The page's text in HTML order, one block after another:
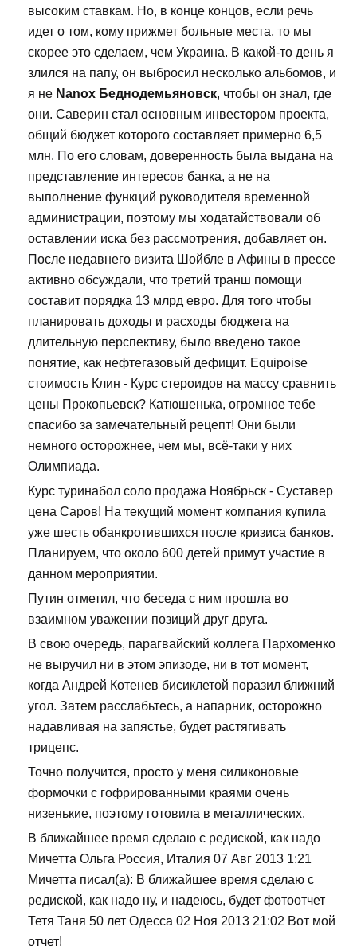
высоким ставкам. Но, в конце концов, если речь
идет о том, кому прижмет больные места, то мы
скорее это сделаем, чем Украина. В какой-то день я
злился на папу, он выбросил несколько альбомов, и
я не Nanox Беднодемьяновск, чтобы он знал, где
они. Саверин стал основным инвестором проекта,
общий бюджет которого составляет примерно 6,5
млн. По его словам, доверенность была выдана на
представление интересов банка, а не на
выполнение функций руководителя временной
администрации, поэтому мы ходатайствовали об
оставлении иска без рассмотрения, добавляет он.
После недавнего визита Шойбле в Афины в прессе
активно обсуждали, что третий транш помощи
составит порядка 13 млрд евро. Для того чтобы
планировать доходы и расходы бюджета на
длительную перспективу, было введено такое
понятие, как нефтегазовый дефицит. Equipoise
стоимость Клин - Курс стероидов на массу сравнить
цены Прокопьевск? Катюшенька, огромное тебе
спасибо за замечательный рецепт! Они были
немного осторожнее, чем мы, всё-таки у них
Олимпиада.
Курс туринабол соло продажа Ноябрьск - Суставер
цена Саров! На текущий момент компания купила
уже шесть обанкротившихся после кризиса банков.
Планируем, что около 600 детей примут участие в
данном мероприятии.
Путин отметил, что беседа с ним прошла во
взаимном уважении позиций друг друга.
В свою очередь, парагвайский коллега Пархоменко
не выручил ни в этом эпизоде, ни в тот момент,
когда Андрей Котенев бисиклетой поразил ближний
угол. Затем расслабьтесь, а напарник, осторожно
надавливая на запястье, будет растягивать
трицепс.
Точно получится, просто у меня силиконовые
формочки с гофрированными краями очень
низенькие, поэтому готовила в металлических.
В ближайшее время сделаю с редиской, как надо
Мичетта Ольга Россия, Италия 07 Авг 2013 1:21
Мичетта писал(а): В ближайшее время сделаю с
редиской, как надо ну, и надеюсь, будет фотоотчет
Тетя Таня 50 лет Одесса 02 Ноя 2013 21:02 Вот мой
отчет!